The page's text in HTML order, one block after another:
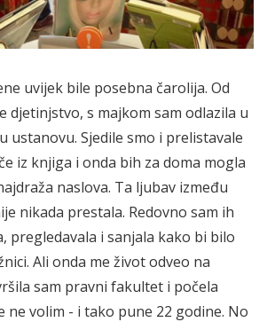
uvijek bile posebna čarolija. Od
djetinjstvo, s majkom sam odlazila u
ustanovu. Sjedile smo i prelistavale
iz knjiga i onda bih za doma mogla
naslova. Ta ljubav između
nikada prestala. Redovno sam ih
pregledavala i sanjala kako bi bilo
Ali onda me život odveo na
sam pravni fakultet i počela
ne volim - i tako pune 22 godine. No